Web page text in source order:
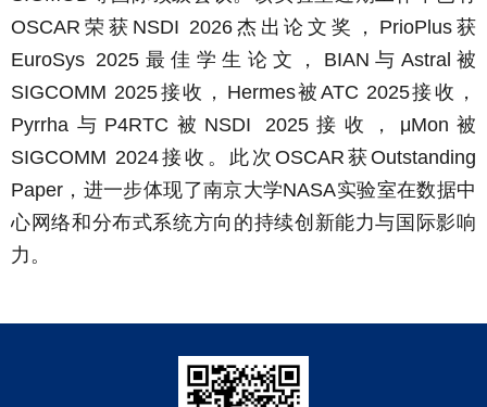
OSCAR 荣获 NSDI 2026杰出论文奖， PrioPlus 获
EuroSys 2025 最佳学生论文， BIAN 与 Astral 被
SIGCOMM 2025接收， Hermes被 ATC 2025接收，
Pyrrha 与 P4RTC 被 NSDI 2025接收， μMon 被
SIGCOMM 2024接收。此次OSCAR 获Outstanding
Paper ，进一步体现了南京大学NASA实验室在数据中
心网络和分布式系统方向的持续创新能力与国际影响
力。